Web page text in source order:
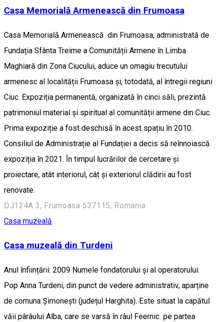
Casa Memorială Armenească din Frumoasa
Casa Memorială Armenească din Frumoasa, administrată de
Fundația Sfânta Treime a Comunității Armene în Limba
Maghiară din Zona Ciucului, aduce un omagiu trecutului
armenesc al localității Frumoasa și, totodată, al întregii regiuni
Ciuc. Expoziția permanentă, organizată în cinci săli, prezintă
patrimoniul material și spiritual al comunității armene din Ciuc.
Prima expoziție a fost deschisă în acest spațiu în 2010.
Consiliul de Administrație al Fundației a decis să reînnoiască
expoziția în 2021. În timpul lucrărilor de cercetare și
proiectare, atât interiorul, cât și exteriorul clădirii au fost
renovate.
DJ124A 3, Frumoasa 537115, Romania
Casa muzeală
Casa muzeală din Turdeni
Anul înființării: 2009 Numele fondatorului și al operatorului:
Pop Anna Turdeni, din punct de vedere administrativ, aparține
de comuna Șimonești (județul Harghita). Este situat la capătul
văii pârâului Alba, care se varsă în râul Feernic pe partea